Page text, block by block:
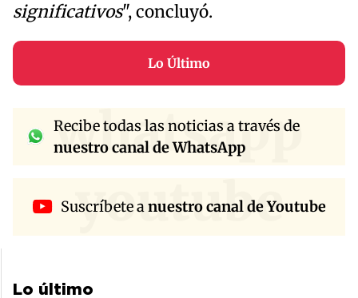
significativos", concluyó.
Lo Último
whatsapp
Recibe todas las noticias a través de
nuestro canal de WhatsApp
youtube
Suscríbete anuestro canal de Youtube
Lo último